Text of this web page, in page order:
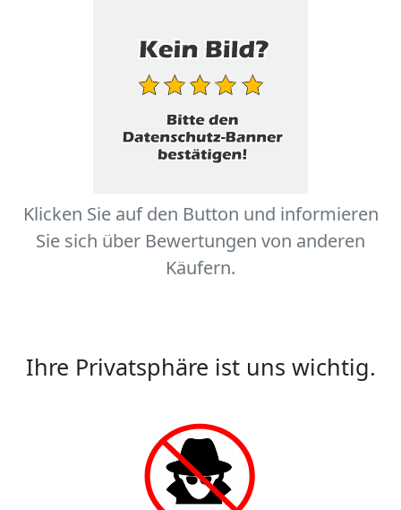
Klicken Sie auf den Button und informieren
Sie sich über Bewertungen von anderen
Käufern.
Ihre Privatsphäre ist uns wichtig.